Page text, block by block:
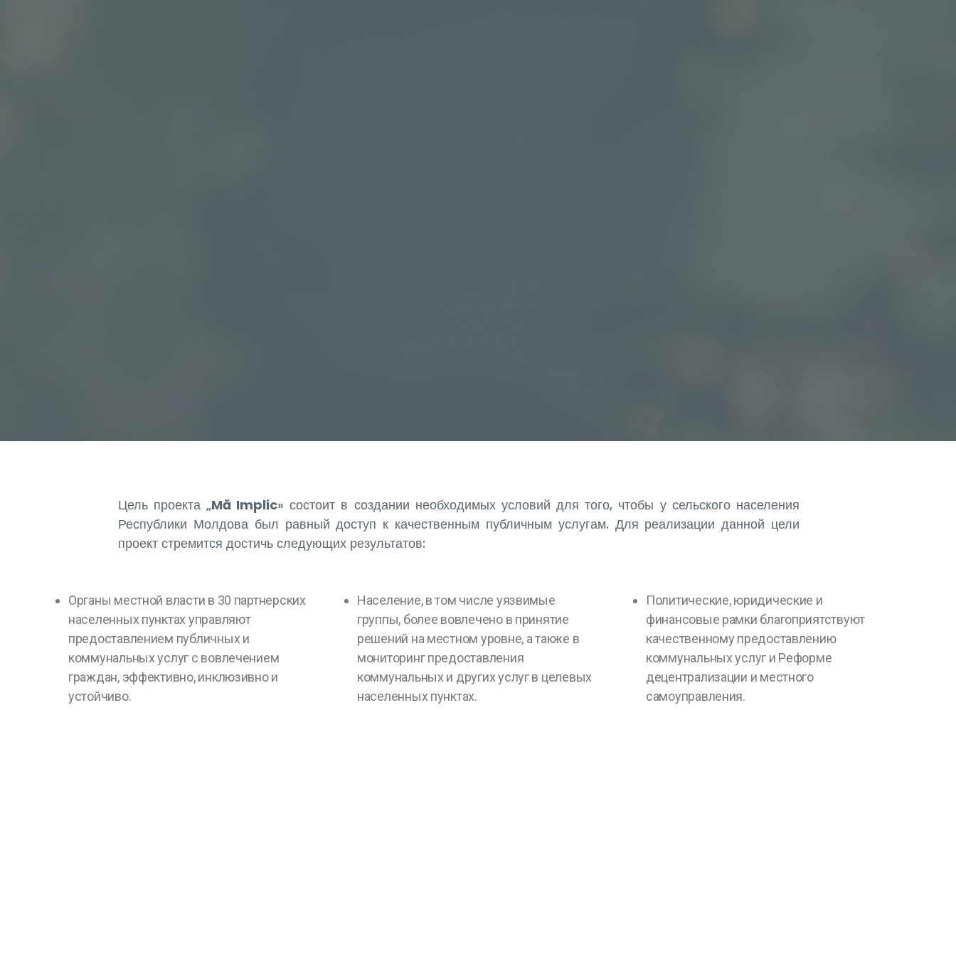
Цель проекта „Mă Implic» состоит в создании необходимых условий для того, чтобы у сельского населения
Республики Молдова был равный доступ к качественным публичным услугам. Для реализации данной цели
проект стремится достичь следующих результатов:
Органы местной власти в 30 партнерских
населенных пунктах управляют
предоставлением публичных и
коммунальных услуг с вовлечением
граждан, эффективно, инклюзивно и
устойчиво.
Население, в том числе уязвимые
группы, более вовлечено в принятие
решений на местном уровне, а также в
мониторинг предоставления
коммунальных и других услуг в целевых
населенных пунктах.
Политические, юридические и
финансовые рамки благоприятствуют
качественному предоставлению
коммунальных услуг и Реформе
децентрализации и местного
самоуправления.